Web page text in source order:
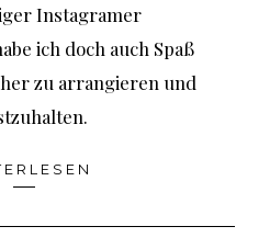
Instagramer
ich doch auch Spaß
zu arrangieren und